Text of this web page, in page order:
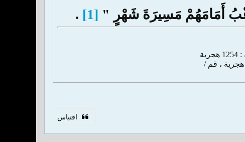
أَمَامَهُمْ مَسِيرَةَ شَهْرٍ " [1]
.
اقتباس